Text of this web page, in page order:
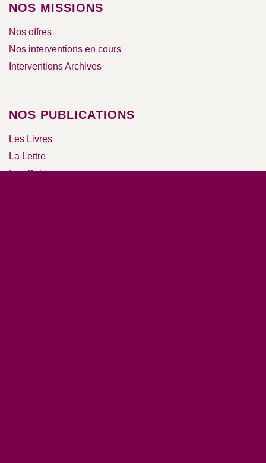
NOS MISSIONS
Nos offres
Nos interventions en cours
Interventions Archives
NOS PUBLICATIONS
Les Livres
La Lettre
Les Cahiers